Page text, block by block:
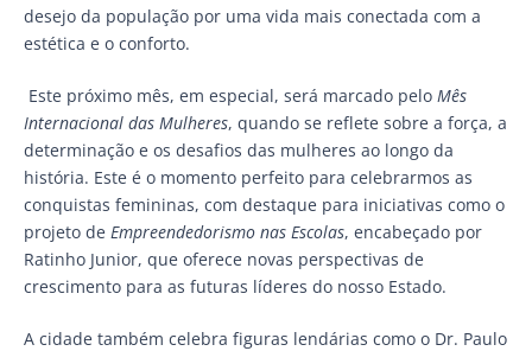
desejo da população por uma vida mais conectada com a
estética e o conforto.
Este próximo mês, em especial, será marcado pelo Mês
Internacional das Mulheres, quando se reflete sobre a força, a
determinação e os desafios das mulheres ao longo da
história. Este é o momento perfeito para celebrarmos as
conquistas femininas, com destaque para iniciativas como o
projeto de Empreendedorismo nas Escolas, encabeçado por
Ratinho Junior, que oferece novas perspectivas de
crescimento para as futuras líderes do nosso Estado.
A cidade também celebra figuras lendárias como o Dr. Paulo